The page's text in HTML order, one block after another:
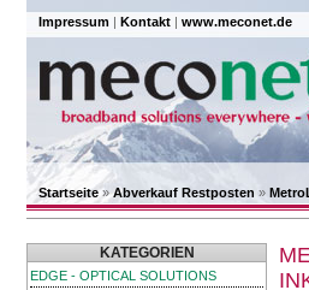
Impressum | Kontakt | www.meconet.de
Startseite»Abverkauf Restposten »
KATEGORIEN
EDGE - OPTICAL SOLUTIONS